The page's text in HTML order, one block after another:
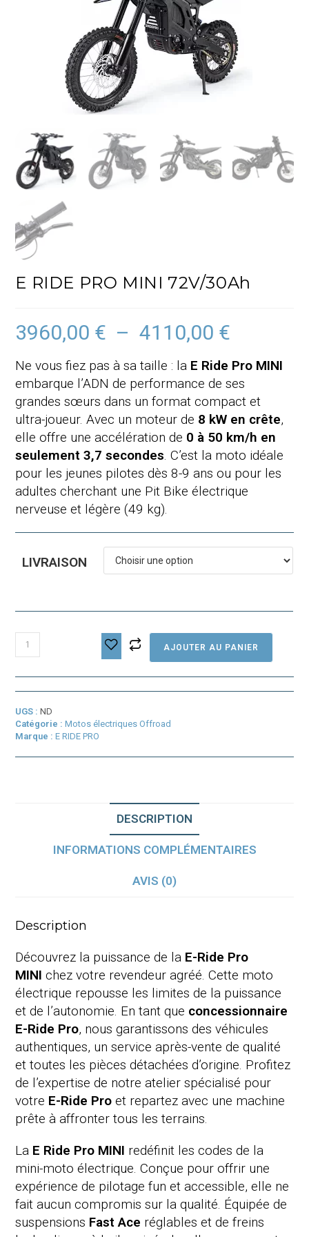
E RIDE PRO MINI 72V/30Ah
3960,00 € – 4110,00 €
à
Ne vous fiez pas à sa taille : la E Ride Pro MINI
embarque l’ADN de performance de ses
grandes sœurs dans un format compact et
ultra-joueur. Avec un moteur de 8 kW en crête,
elle offre une accélération de 0 à 50 km/h en
seulement 3,7 secondes. C’est la moto idéale
pour les jeunes pilotes dès 8-9 ans ou pour les
adultes cherchant une Pit Bike électrique
nerveuse et légère (49 kg).
LIVRAISON
RIDE
PRO
72V/30Ah
AJOUTER AU PANIER
UGS :ND
Catégorie :Motos électriques Offroad
Marque :E RIDE PRO
DESCRIPTION
INFORMATIONS COMPLÉMENTAIRES
AVIS (0)
Description
Découvrez la puissance de la E-Ride Pro
MINI chez votre revendeur agréé. Cette moto
électrique repousse les limites de la puissance
et de l’autonomie. En tant que concessionnaire
E-Ride Pro, nous garantissons des véhicules
authentiques, un service après-vente de qualité
et toutes les pièces détachées d’origine. Profitez
de l’expertise de notre atelier spécialisé pour
votre E-Ride Pro et repartez avec une machine
prête à affronter tous les terrains.
La E Ride Pro MINI redéfinit les codes de la
mini-moto électrique. Conçue pour offrir une
expérience de pilotage fun et accessible, elle ne
fait aucun compromis sur la qualité. Équipée de
suspensions Fast Ace réglables et de freins